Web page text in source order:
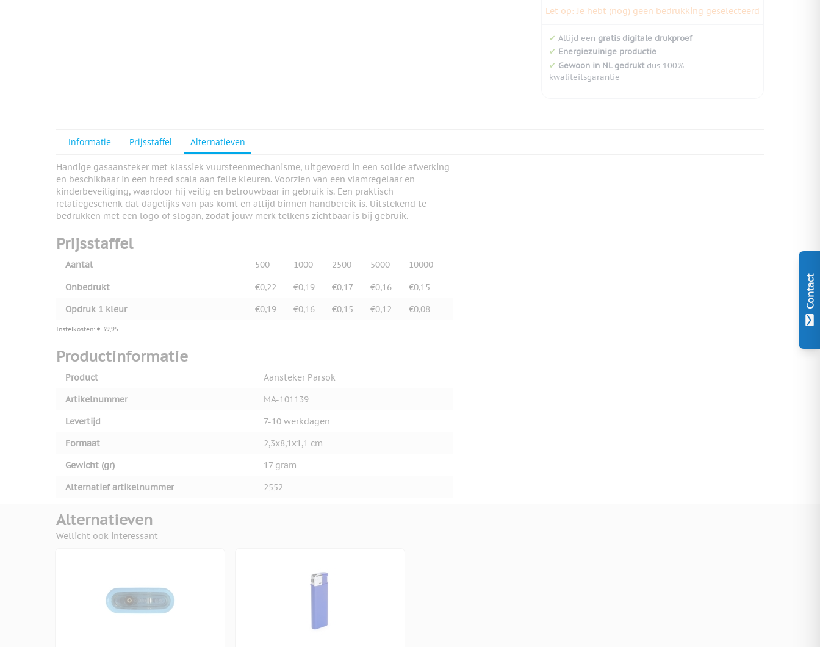
Contact
Let op: Je hebt (nog) geen bedrukking geselecteerd
✔ Altijd een gratis digitale drukproef
✔ Energiezuinige productie
✔ Gewoon in NL gedruktdus 100%
kwaliteitsgarantie
Informatie Prijsstaffel Alternatieven
Handige gasaansteker met klassiek vuursteenmechanisme, uitgevoerd in een solide afwerking
en beschikbaar in een breed scala aan felle kleuren. Voorzien van een vlamregelaar en
kinderbeveiliging, waardoor hij veilig en betrouwbaar in gebruik is. Een praktisch
relatiegeschenk dat dagelijks van pas komt en altijd binnen handbereik is. Uitstekend te
bedrukken met een logo of slogan, zodat jouw merk telkens zichtbaar is bij gebruik.
Prijsstaffel
Aantal 500 1000 2500 5000 10000
Onbedrukt €0,22 €0,19 €0,17 €0,16
€0,15
Opdruk 1 kleur
€0,19 €0,16 €0,15 €0,12 €0,08
Instelkosten: € 39,95
Productinformatie
Product
Aansteker Parsok
Artikelnummer
MA-101139
Levertijd
7-10 werkdagen
Formaat
2,3x8,1x1,1 cm
Gewicht (gr)
17 gram
Alternatief artikelnummer
2552
Alternatieven
Wellicht ook interessant